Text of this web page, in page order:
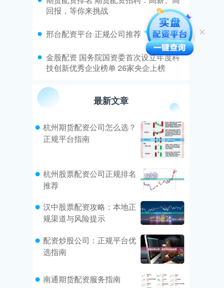
回报，等你来挑战
​邢台配资平台 正规公司推荐
​金股配资 国务院国资委首次设立年度科
技创新优秀企业榜单 26家央企上榜
最新文章
杭州期货配资公司怎么选？
正规平台指南
杭州股票配资公司正规排名
推荐
汉中股票配资攻略：本地正
规渠道与风险提示
配资炒股公司：正规平台优
选指南
南通期货配资服务指南